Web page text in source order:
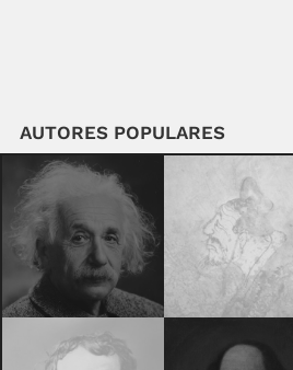
AUTORES POPULARES